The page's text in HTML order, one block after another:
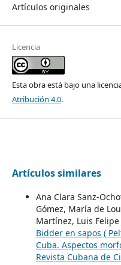
Artículos originales
Licencia
Esta obra está bajo una
Atribución 4.0.
Artículos similares
Ana Clara Sanz-
Gómez, María de
Martínez, Luis Felipe
Bidder en sapos (
Cuba. Aspectos
Revista Cubana de